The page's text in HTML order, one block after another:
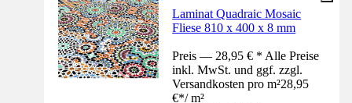
Laminat Quadraic Mosaic
Fliese 810 x 400 x 8 mm
Preis — 28,95 € * Alle Preise
inkl. MwSt. und ggf. zzgl.
Versandkosten pro m²28,95
€*/ m²